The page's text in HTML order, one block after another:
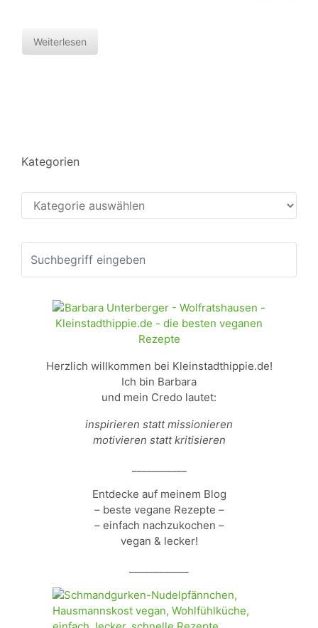
Weiterlesen
Kategorien
Kategorien
Herzlich willkommen bei Kleinstadthippie.de!
Ich bin Barbara
und mein Credo lautet:
inspirieren statt missionieren
motivieren statt kritisieren
Entdecke auf meinem Blog
– beste vegane Rezepte –
– einfach nachzukochen –
vegan & lecker!